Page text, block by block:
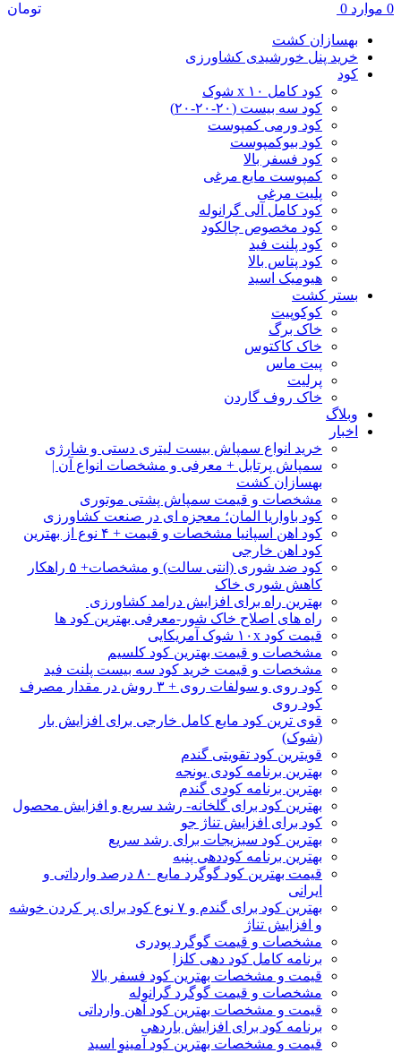
0 موارد 0 تومان
بهسازان کشت
خرید پنل خورشیدی کشاورزی
کود
کود کامل ۱۰ x شوک
کود سه بیست (۲۰-۲۰-۲۰)
کود ورمی کمپوست
کود بیوکمپوست
کود فسفر بالا
کمپوست مایع مرغی
پلیت مرغی
کود کامل آلی گرانوله
کود مخصوص چالکود
کود پلنت فید
کود پتاس بالا
هیومیک اسید
بستر کشت
کوکوپیت
خاک برگ
خاک کاکتوس
پیت ماس
پرلیت
خاک روف گاردن
وبلاگ
اخبار
خرید انواع سمپاش بیست لیتری دستی و شارژی
سمپاش پرتابل + معرفی و مشخصات انواع آن |
بهسازان کشت
مشخصات و قیمت سمپاش پشتی موتوری
کود باواریا المان؛ معجزه ای در صنعت کشاورزی
کود اهن اسپانیا مشخصات و قیمت + ۴ نوع از بهترین
کود اهن خارجی
کود ضد شوری (انتی سالت) و مشخصات+ ۵ راهکار
کاهش شوری خاک
بهترین راه برای افزایش درامد کشاورزی
راه های اصلاح خاک شور-معرفی بهترین کود ها
قیمت کود ۱۰x شوک آمریکایی
مشخصات و قیمت بهترین کود کلسیم
مشخصات و قیمت خرید کود سه بیست پلنت فید
کود روی و سولفات روی + ۳ روش در مقدار مصرف
کود روی
قوی ترین کود مایع کامل خارجی برای افزایش بار
(شوک)
قویترین کود تقویتی گندم
بهترین برنامه کودی یونجه
بهترین برنامه کودی گندم
بهترین کود برای گلخانه- رشد سریع و افزایش محصول
کود برای افزایش تناژ جو
بهترین کود سبزیجات برای رشد سریع
بهترین برنامه کوددهی پنبه
قیمت بهترین کود گوگرد مایع ۸۰ درصد وارداتی و
ایرانی
بهترین کود برای گندم و ۷ نوع کود برای پر کردن خوشه
و افزایش تناژ
مشخصات و قیمت گوگرد پودری
برنامه کامل کود دهی کلزا
قیمت و مشخصات بهترین کود فسفر بالا
مشخصات و قیمت گوگرد گرانوله
قیمت و مشخصات بهترین کود آهن وارداتی
برنامه کود برای افزایش باردهی
قیمت و مشخصات بهترین کود آمینو اسید